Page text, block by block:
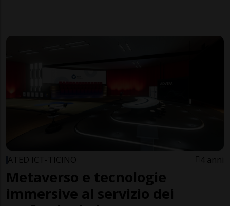
ATED ICT-TICINO 4 anni
Metaverso e tecnologie
immersive al servizio dei